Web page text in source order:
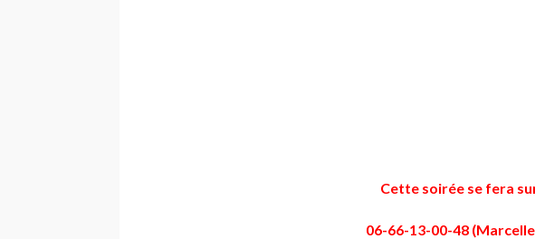
Cette soirée se fera
06-66-13-00-48